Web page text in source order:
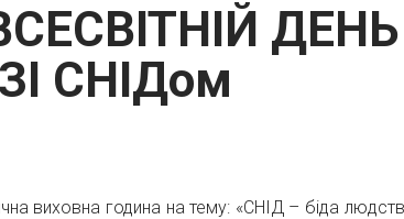
ДЕНЬ
СНІДом
виховна година на тему: «СНІД – біда